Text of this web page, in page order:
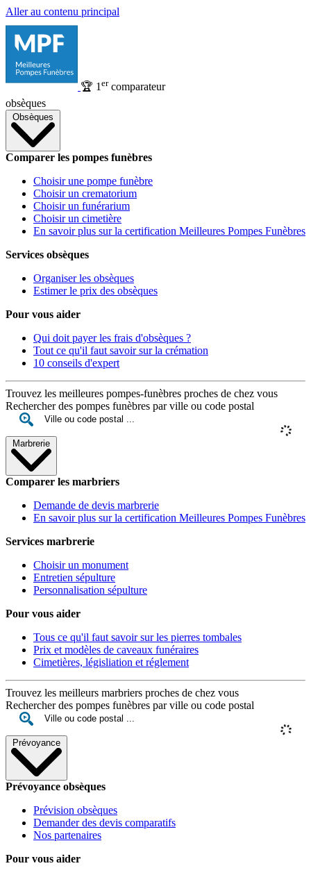
Aller au contenu principal
🏆 1 ercomparateur
obsèques
Obsèques
Comparer les pompes funèbres
Choisir une pompe funèbre
Choisir un crematorium
Choisir un funérarium
Choisir un cimetière
En savoir plus sur la certification Meilleures Pompes Funèbres
Services obsèques
Organiser les obsèques
Estimer le prix des obsèques
Pour vous aider
Qui doit payer les frais d'obsèques ?
Tout ce qu'il faut savoir sur la crémation
10 conseils d'expert
Trouvez les meilleures pompes-funèbres proches de chez vous
Rechercher des pompes funèbres par ville ou code postal
Marbrerie
Comparer les marbriers
Demande de devis marbrerie
En savoir plus sur la certification Meilleures Pompes Funèbres
Services marbrerie
Choisir un monument
Entretien sépulture
Personnalisation sépulture
Pour vous aider
Tous ce qu'il faut savoir sur les pierres tombales
Prix et modèles de caveaux funéraires
Cimetières, législiation et réglement
Trouvez les meilleurs marbriers proches de chez vous
Rechercher des pompes funèbres par ville ou code postal
Prévoyance
Prévoyance obsèques
Prévision obsèques
Demander des devis comparatifs
Nos partenaires
Pour vous aider